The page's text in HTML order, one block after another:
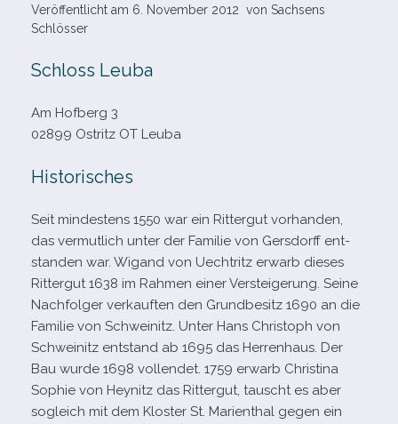
Veröffentlicht am 6. November 2012 von Sachsens
Schlösser
Schloss Leuba
Am Hofberg 3
02899 Ostritz OT Leuba
Historisches
Seit min­des­tens 1550 war ein Rittergut vor­han­den,
das ver­mut­lich unter der Familie von Gersdorff ent­
stan­den war. Wigand von Uechtritz erwarb die­ses
Rittergut 1638 im Rahmen einer Versteigerung. Seine
Nachfolger ver­kauf­ten den Grundbesitz 1690 an die
Familie von Schweinitz. Unter Hans Christoph von
Schweinitz ent­stand ab 1695 das Herrenhaus. Der
Bau wurde 1698 voll­endet. 1759 erwarb Christina
Sophie von Heynitz das Rittergut, tauscht es aber
sogleich mit dem Kloster St. Marienthal gegen ein